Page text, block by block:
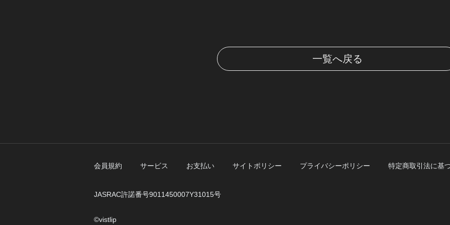
一覧へ戻る
会員規約 サービス お支払い サイトポリシー プライバシーポリシー 特定商取引法に基
JASRAC許諾番号9011450007Y31015号
©︎vistlip